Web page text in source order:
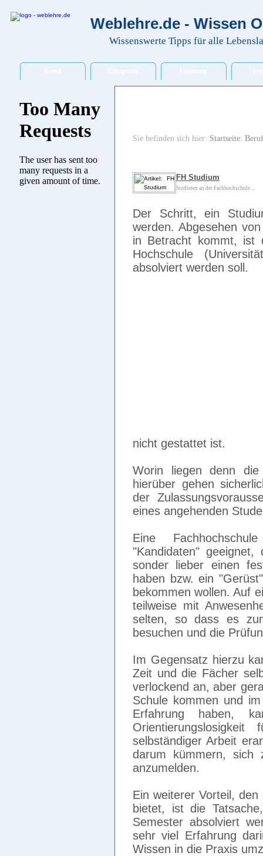
Weblehre.de - Wissen
Wissenswerte Tipps für alle
Sie befinden sich hier: Startseite: Beruf
FH Studium
Studieren an der Fachhochschule ...
Der Schritt, ein
werden. Abgesehen
in Betracht kommt, ist
Hochschule
absolviert werden soll.
nicht gestattet ist.
Worin liegen denn
hierüber gehen
der
eines angehenden
Eine
"Kandidaten"
sonder lieber einen
haben bzw. ein
bekommen wollen. Auf
teilweise mit
selten, so dass es
besuchen und die
Im Gegensatz hierzu
Zeit und die Fächer
verlockend an, aber
Schule kommen und
Erfahrung haben,
selbständiger Arbeit
darum kümmern, sich
anzumelden.
Ein weiterer Vorteil,
bietet, ist die
Semester absolviert
sehr viel Erfahrung
Wissen in die Praxis